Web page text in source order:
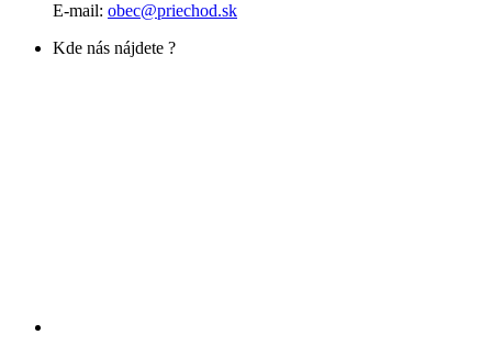
E-mail: obec@priechod.sk
Kde nás nájdete ?